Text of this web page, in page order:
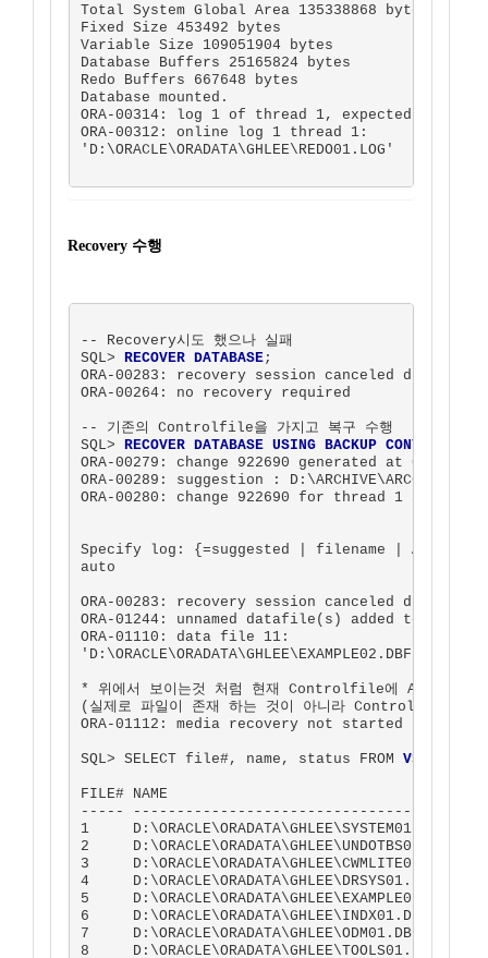
Total System Global Area 135338868 bytes
Fixed Size 453492 bytes
Variable Size 109051904 bytes
Database Buffers 25165824 bytes
Redo Buffers 667648 bytes
Database mounted.
ORA-00314: log 1 of thread 1, expected
ORA-00312: online log 1 thread 1:
'D:\ORACLE\ORADATA\GHLEE\REDO01.LOG'
Recovery 수행
-- Recovery시도 했으나 실패
SQL> RECOVER DATABASE;
ORA-00283: recovery session canceled due to
ORA-00264: no recovery required
-- 기존의 Controlfile을 가지고 복구 수행
SQL> RECOVER DATABASE USING BACKUP CONTROLFILE
ORA-00279: change 922690 generated at 04/29/
ORA-00289: suggestion :
ORA-00280: change 922690 for thread 1 is in
Specify log: {=suggested | filename | AUTO |
auto
ORA-00283: recovery session canceled due to
ORA-01244: unnamed datafile(s) added to
ORA-01110: data file 11:
'D:\ORACLE\ORADATA\GHLEE\EXAMPLE02.DBF'
* 위에서 보이는것 처럼 현재 Controlfile에 Archive
(실제로 파일이 존재 하는 것이 아니라 Controlfile에만
ORA-01112: media recovery not started
SQL> SELECT file#, name, status FROM
FILE# NAME
----- ----------------------------------------
1     D:\ORACLE\ORADATA\GHLEE\SYSTEM01.DBF
2     D:\ORACLE\ORADATA\GHLEE\UNDOTBS01.DBF
3     D:\ORACLE\ORADATA\GHLEE\CWMLITE01.DBF
4     D:\ORACLE\ORADATA\GHLEE\DRSYS01.DBF
5     D:\ORACLE\ORADATA\GHLEE\EXAMPLE01.DBF
6     D:\ORACLE\ORADATA\GHLEE\INDX01.DBF
7     D:\ORACLE\ORADATA\GHLEE\ODM01.DBF
8     D:\ORACLE\ORADATA\GHLEE\TOOLS01.DBF